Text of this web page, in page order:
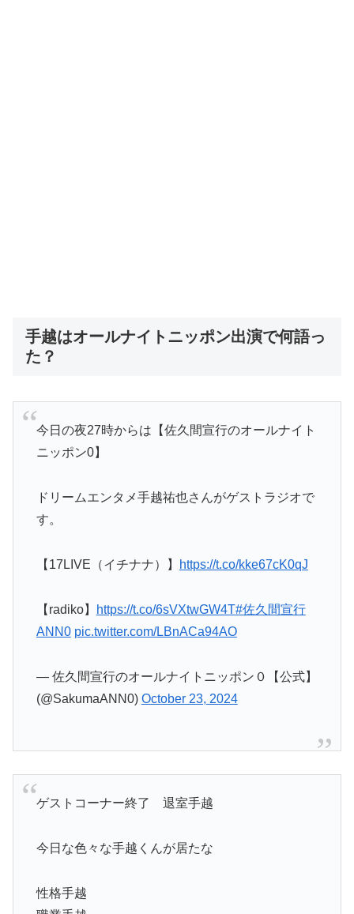
手越はオールナイトニッポン出演で何語っ
た？
今日の夜27時からは【佐久間宣行のオールナイト
ニッポン0】
ドリームエンタメ手越祐也さんがゲストラジオで
す。
【17LIVE（イチナナ）】 https://t.co/kke67cK0qJ
【radiko】 https://t.co/6sVXtwGW4T#佐久間宣行
ANN0 pic.twitter.com/LBnACa94AO
— 佐久間宣行のオールナイトニッポン０【公式】
(@SakumaANN0) October 23, 2024
ゲストコーナー終了 退室手越
今日な色々な手越くんが居たな
性格手越